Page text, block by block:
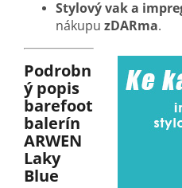
Stylový vak a
nákupu zDARma.
Podrobn
ý popis
barefoot
balerín
ARWEN
Laky
Blue